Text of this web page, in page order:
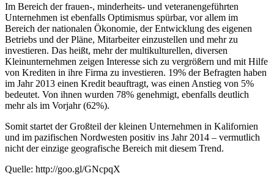
Im Bereich der frauen-, minderheits- und veteranengeführten
Unternehmen ist ebenfalls Optimismus spürbar, vor allem im
Bereich der nationalen Ökonomie, der Entwicklung des eigenen
Betriebs und der Pläne, Mitarbeiter einzustellen und mehr zu
investieren. Das heißt, mehr der multikulturellen, diversen
Kleinunternehmen zeigen Interesse sich zu vergrößern und mit Hilfe
von Krediten in ihre Firma zu investieren. 19% der Befragten haben
im Jahr 2013 einen Kredit beauftragt, was einen Anstieg von 5%
bedeutet. Von ihnen wurden 78% genehmigt, ebenfalls deutlich
mehr als im Vorjahr (62%).
Somit startet der Großteil der kleinen Unternehmen in Kalifornien
und im pazifischen Nordwesten positiv ins Jahr 2014 – vermutlich
nicht der einzige geografische Bereich mit diesem Trend.
Quelle: http://goo.gl/GNcpqX